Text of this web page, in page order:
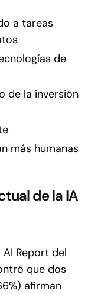
a tareas
de
de la inversión
más humanas
de la IA
Report del
que dos
afirman